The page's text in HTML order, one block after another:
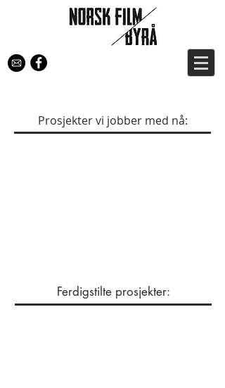
Prosjekter vi jobber med nå:
Ferdigstilte prosjekter: